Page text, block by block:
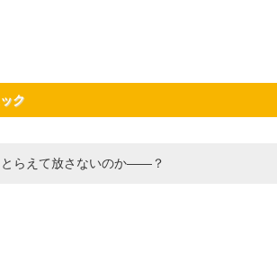
ク
とらえて放さないのか――？